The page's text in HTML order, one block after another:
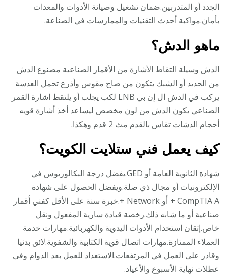
الجدد أو المتدربين.ضمان تشغيل وصيانة الأدوات والمعدات
بأمان.مواكبة أحدث التقنيات والممارسات في الصناعة.
ماهو الدش؟
الدش وسيلة التقاط الأشارة من الأقمار الصناعية مصنوع الدش
من الحديد أو الشبك يتكون من صاج مقوس وأذرع تحمل العدسة
يركب في الدش ال إن بي LNB لكب يجلب أو يلتقط اشارة القمر
الصناعي يكون الدش من لون مخصص ليساعد أخذ أشارة قويه
أحجام الدشات تقاس بالقدم مث 2 قدم وهكذا.
كيف يعمل فني ستلايت الكويت؟
شهادة الثانوية العامة أو GED.يفضل درجة البكالوريوس في
الإلكترونيات أو مجال ذي صلة.ويفضل الحصول على شهادة
CompTIA A + أو Network +.خبرة سنة على الأقل كفني أقمار
صناعية أو ما شابه ذلك.رخصة قيادة سارية المفعول ونقل
خاص.إتقان استخدام الأدوات اليدوية والكهربائية.مهارات خدمة
العملاء الممتازة.مهارات اتصال قوية الكتابية والشفوية.لائق بدنيا
وقادر على العمل في المرتفعات.الاستعداد للعمل بعد الدوام وفي
عطلات نهاية الأسبوع والأعياد.